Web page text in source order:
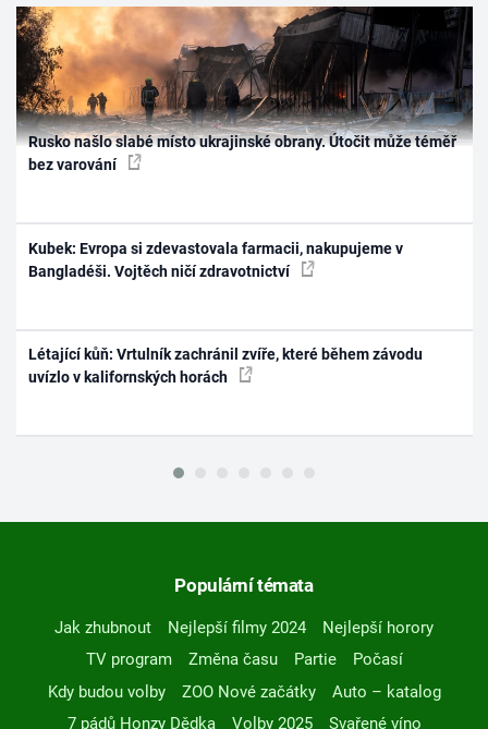
Rusko našlo slabé místo ukrajinské obrany. Útočit může téměř
bez varování
Kubek: Evropa si zdevastovala farmacii, nakupujeme v
Bangladéši. Vojtěch ničí zdravotnictví
Létající kůň: Vrtulník zachránil zvíře, které během závodu
uvízlo v kalifornských horách
Populární témata
Jak zhubnout Nejlepší filmy 2024
Nejlepší horory
TV program
Změna času Partie
Počasí
Kdy budou volby
ZOO Nové začátky
Auto – katalog
7 pádů Honzy Dědka
Volby 2025
Svařené víno